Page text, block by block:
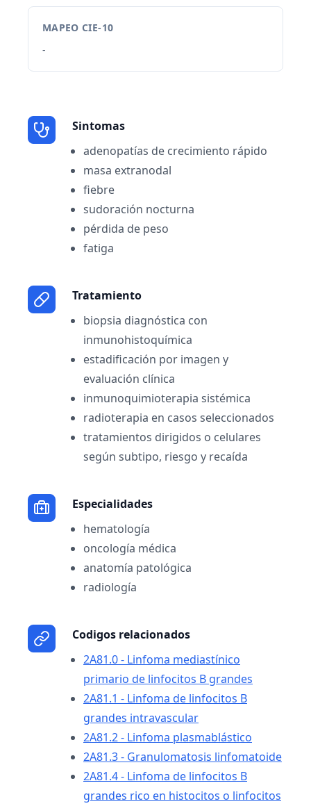
MAPEO CIE-10
-
Sintomas
adenopatías de crecimiento rápido
masa extranodal
fiebre
sudoración nocturna
pérdida de peso
fatiga
Tratamiento
biopsia diagnóstica con
inmunohistoquímica
estadificación por imagen y
evaluación clínica
inmunoquimioterapia sistémica
radioterapia en casos seleccionados
tratamientos dirigidos o celulares
según subtipo, riesgo y recaída
Especialidades
hematología
oncología médica
anatomía patológica
radiología
Codigos relacionados
2A81.0 - Linfoma mediastínico
primario de linfocitos B grandes
2A81.1 - Linfoma de linfocitos B
grandes intravascular
2A81.2 - Linfoma plasmablástico
2A81.3 - Granulomatosis linfomatoide
2A81.4 - Linfoma de linfocitos B
grandes rico en histocitos o linfocitos